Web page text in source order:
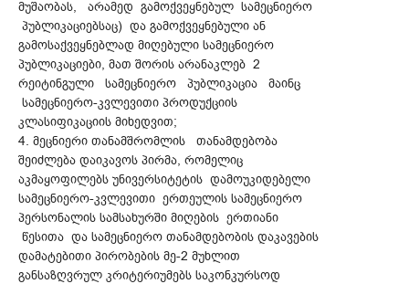
მუშაობას, არამედ გამოქვეყნებულ სამეცნიერო
პუბლიკაციებსაც) და გამოქვეყნებული ან
გამოსაქვეყნებლად მიღებული სამეცნიერო
პუბლიკაციები, მათ შორის არანაკლებ 2
რეიტინგული სამეცნიერო პუბლიკაცია მაინც
სამეცნიერო-კვლევითი პროდუქციის
კლასიფიკაციის მიხედვით;
4. მეცნიერი თანამშრომლის თანამდებობა
შეიძლება დაიკავოს პირმა, რომელიც
აკმაყოფილებს უნივერსიტეტის დამოუკიდებელი
სამეცნიერო-კვლევითი ერთეულის სამეცნიერო
პერსონალის სამსახურში მიღების ერთიანი
წესითა და სამეცნიერო თანამდებობის დაკავების
დამატებითი პირობების მე-2 მუხლით
განსაზღვრულ კრიტერიუმებს საკონკურსოდ